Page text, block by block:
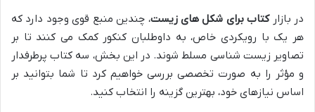
در بازارکتاب برای شکل های زیست، چندین منبع قوی وجود دارد که
هر یک با رویکردی خاص، به داوطلبان کنکور کمک می کنند تا بر
تصاویر زیست شناسی مسلط شوند. در این بخش، سه کتاب پرطرفدار
و مؤثر را به صورت تخصصی بررسی خواهیم کرد تا شما بتوانید بر
اساس نیازهای خود، بهترین گزینه را انتخاب کنید.